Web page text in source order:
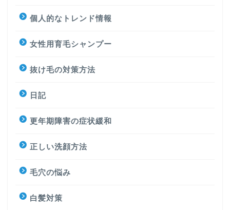
個人的なトレンド情報
女性用育毛シャンプー
抜け毛の対策方法
日記
更年期障害の症状緩和
正しい洗顔方法
毛穴の悩み
白髪対策